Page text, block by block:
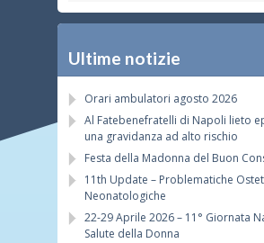
Ultime notizie
Orari ambulatori agosto 2026
Al Fatebenefratelli di Napoli lieto
una gravidanza ad alto rischio
Festa della Madonna del Buon
11th Update – Problematiche
Neonatologiche
22-29 Aprile 2026 – 11° Giornata
Salute della Donna